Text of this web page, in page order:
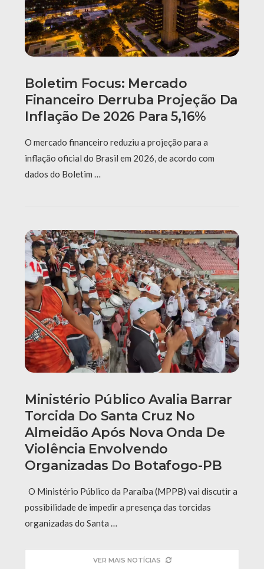
Boletim Focus: Mercado
Financeiro Derruba Projeção Da
Inflação De 2026 Para 5,16%
O mercado financeiro reduziu a projeção para a
inflação oficial do Brasil em 2026, de acordo com
dados do Boletim …
Ministério Público Avalia Barrar
Torcida Do Santa Cruz No
Almeidão Após Nova Onda De
Violência Envolvendo
Organizadas Do Botafogo-PB
O Ministério Público da Paraíba (MPPB) vai discutir a
possibilidade de impedir a presença das torcidas
organizadas do Santa …
VER MAIS NOTÍCIAS